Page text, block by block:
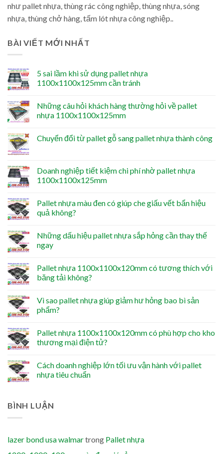
như pallet nhựa, thùng rác công nghiệp, thùng nhựa, sóng
nhựa, thùng chở hàng, tấm lót nhựa công nghiệp..
BÀI VIẾT MỚI NHẤT
5 sai lầm khi sử dụng pallet nhựa
1100x1100x125mm cần tránh
Những câu hỏi khách hàng thường hỏi về pallet
nhựa 1100x1100x125mm
Chuyển đổi từ pallet gỗ sang pallet nhựa thành công
Doanh nghiệp tiết kiệm chi phí nhờ pallet nhựa
1100x1100x125mm
Pallet nhựa màu đen có giúp che giấu vết bẩn hiệu
quả không?
Những dấu hiệu pallet nhựa sắp hỏng cần thay thế
ngay
Pallet nhựa 1100x1100x120mm có tương thích với
băng tải không?
Vì sao pallet nhựa giúp giảm hư hỏng bao bì sản
phẩm?
Pallet nhựa 1100x1100x120mm có phù hợp cho kho
thương mại điện tử?
Cách doanh nghiệp lớn tối ưu vận hành với pallet
nhựa tiêu chuẩn
BÌNH LUẬN
lazer bond usa walmartrong Pallet nhựa